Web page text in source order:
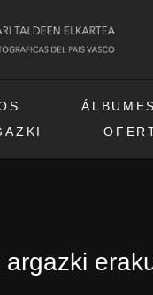
ÁLBUMES